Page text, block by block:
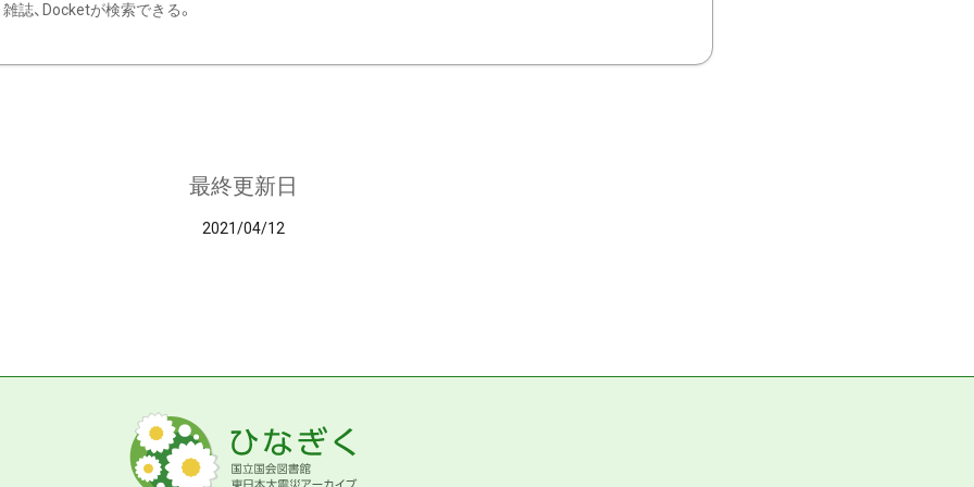
雑誌、Docketが検索できる。
最終更新日
2021/04/12